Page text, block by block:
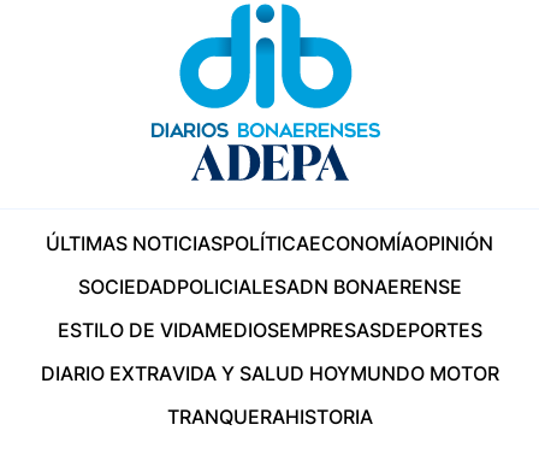
ÚLTIMAS NOTICIASPOLÍTICAECONOMÍAOPINIÓN
SOCIEDADPOLICIALESADN BONAERENSE
ESTILO DE VIDAMEDIOSEMPRESASDEPORTES
DIARIO EXTRAVIDA Y SALUD HOYMUNDO MOTOR
TRANQUERAHISTORIA